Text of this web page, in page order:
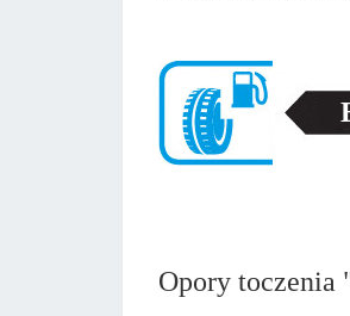
Opory toczenia